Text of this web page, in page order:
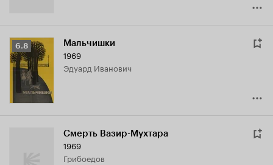
Рейтинг
Кинопоиска
6.8
6.8 Мальчишки
1969
Эдуард Иванович
Смерть Вазир-Мухтара
1969
Грибоедов